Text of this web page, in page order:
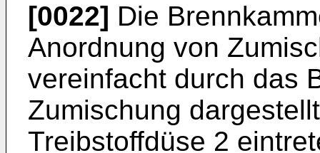
[0022] Die
Anordnung von
vereinfacht durch das
Zumischung
Treibstoffdüse 2